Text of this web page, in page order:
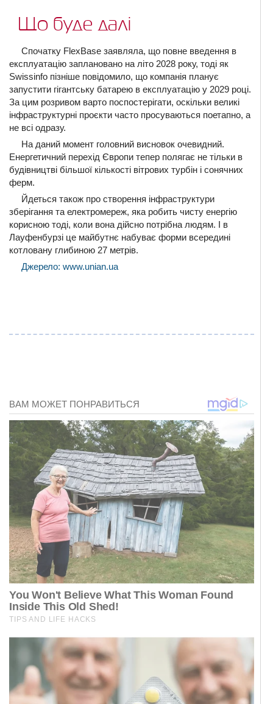
Що буде далі
Спочатку FlexBase заявляла, що повне введення в
експлуатацію заплановано на літо 2028 року, тоді як
Swissinfo пізніше повідомило, що компанія планує
запустити гігантську батарею в експлуатацію у 2029 році.
За цим розривом варто поспостерігати, оскільки великі
інфраструктурні проєкти часто просуваються поетапно, а
не всі одразу.
На даний момент головний висновок очевидний.
Енергетичний перехід Європи тепер полягає не тільки в
будівництві більшої кількості вітрових турбін і сонячних
ферм.
Йдеться також про створення інфраструктури
зберігання та електромереж, яка робить чисту енергію
корисною тоді, коли вона дійсно потрібна людям. І в
Лауфенбурзі це майбутнє набуває форми всередині
котловану глибиною 27 метрів.
Джерело: www.unian.ua